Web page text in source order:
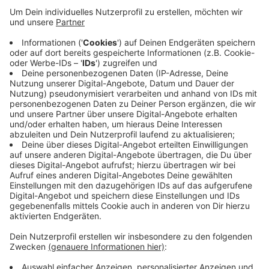
Anzeige
Zum anderen erhöht der Verkehrsverbund Rhein-Sieg
die Preise für alle anderen Tarife, im Schnitt um knapp
6 Prozent. Bereits gekaufte Tickets, deren Preis sich
ab Januar ändert, sind noch bis zum 31. März gültig.
Danach können sie noch 3 Jahre lang umgetauscht
werden, es muss dann die Differenz zum neuen
Ticketpreis gezahlt werden. Ein Monatsticket zum
Beispiel kostet in Bonn jetzt rund sieben Euro mehr.
Anzeige